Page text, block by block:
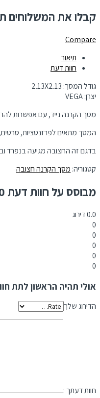
קבלו את המשלוחים
Compare
תיאור
חוות דעת
גודל המסך: 2.13X2.13
יצרן: VEGA
מסך הקרנה נייד, עם אפשרות
המסך מתאים לפרזנטציות, סרטים,
בדגם זה החצובה מגיעה בנפרד ובתוספת
קטגוריה:מסך הקרנה חצובה
מבוסס על חוות דעת 0
0.0דירוג
אולי תהיה הראשון לתת
הדירוג שלך
חוות דעתך :